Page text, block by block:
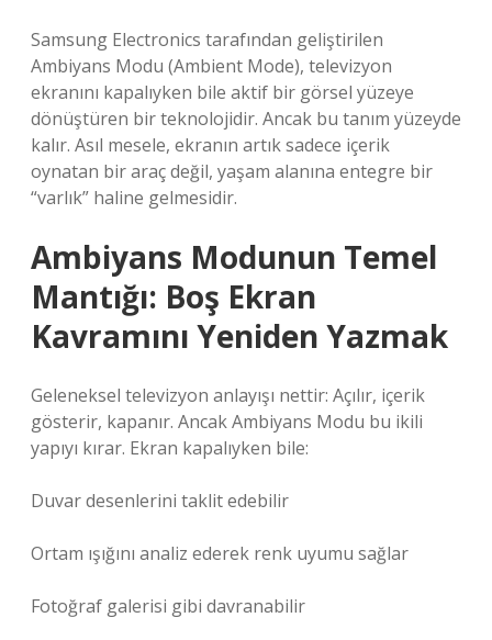
Samsung Electronics tarafından geliştirilen
Ambiyans Modu (Ambient Mode), televizyon
ekranını kapalıyken bile aktif bir görsel yüzeye
dönüştüren bir teknolojidir. Ancak bu tanım yüzeyde
kalır. Asıl mesele, ekranın artık sadece içerik
oynatan bir araç değil, yaşam alanına entegre bir
“varlık” haline gelmesidir.
Ambiyans Modunun Temel
Mantığı: Boş Ekran
Kavramını Yeniden Yazmak
Geleneksel televizyon anlayışı nettir: Açılır, içerik
gösterir, kapanır. Ancak Ambiyans Modu bu ikili
yapıyı kırar. Ekran kapalıyken bile:
Duvar desenlerini taklit edebilir
Ortam ışığını analiz ederek renk uyumu sağlar
Fotoğraf galerisi gibi davranabilir